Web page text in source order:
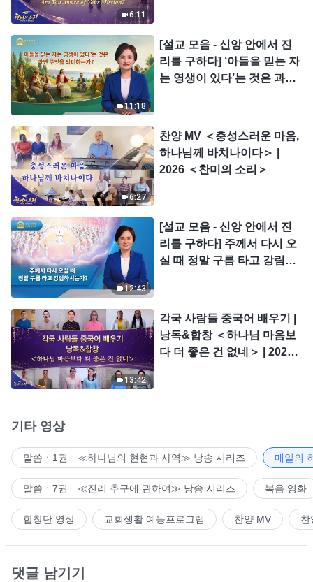
6:11
11:18
[설교 모음 - 신앙 안에서 진
리를 구하다] ‘아들을 믿는 자
는 영생이 있다’는 것은 과연
6:27
찬양 MV ＜충성스러운 마음,
하나님께 바치나이다＞ |
2026 ＜찬미의 소리＞
12:43
[설교 모음 - 신앙 안에서 진
리를 구하다] 주께서 다시 오
실 때 정말 구름 타고 강림하
13:42
각국 사람들 중국어 배우기 |
낭독&합창 ＜하나님 마음보
다 더 좋은 건 없네＞ | 2026
기타 영상
말씀ㆍ1권 ≪하나님의 현현과 사역≫ 낭송 시리즈 매일의
말씀ㆍ7권 ≪진리 추구에 관하여≫ 낭송 시리즈 복음 영화
합창단 영상 교회생활 예능프로그램 찬양 MV 찬
댓글 남기기